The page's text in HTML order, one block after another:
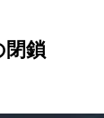
閉鎖